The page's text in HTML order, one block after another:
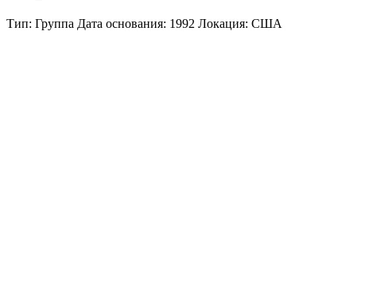
Тип: Группа Дата основания: 1992 Локация: США